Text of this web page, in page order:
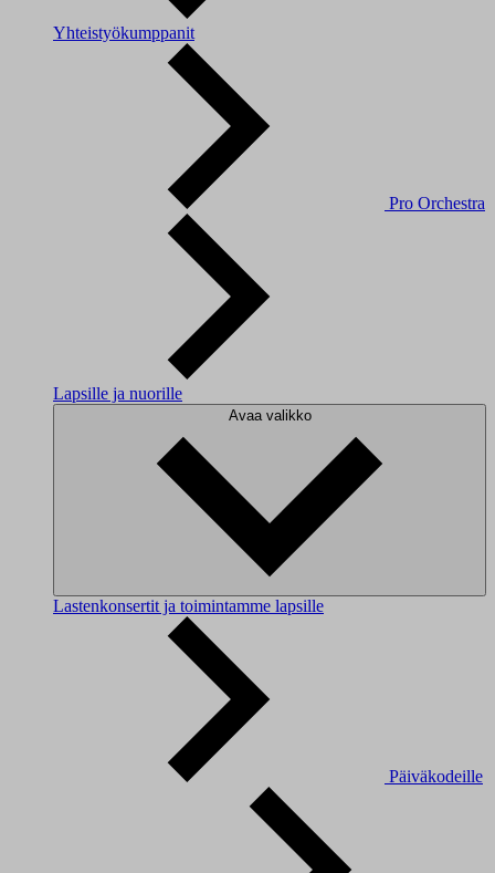
Yhteistyökumppanit
Pro Orchestra
Lapsille ja nuorille
Avaa valikko
Lastenkonsertit ja toimintamme lapsille
Päiväkodeille